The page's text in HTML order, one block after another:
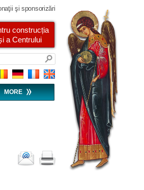
şi sponsorizări
construcția
a Centrului
MORE